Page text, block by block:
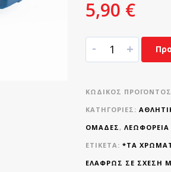
5,90 €
- +
ΚΩΔΙΚΌΣ
ΚΑΤΗΓΟΡΊΕΣ:
ΟΜΆΔΕΣ, ΛΕΩΦΟΡΕΙΑ
ΕΤΙΚΈΤΑ: *ΤΑ
ΕΛΑΦΡΏΣ ΣΕ ΣΧΈΣΗ